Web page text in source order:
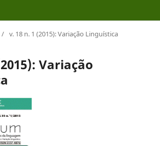
/ v. 18 n. 1 (2015): Variação Linguística
Variação